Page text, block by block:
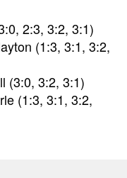
2:3, 3:2, 3:1)
(1:3, 3:1, 3:2,
(3:0, 3:2, 3:1)
(1:3, 3:1, 3:2,